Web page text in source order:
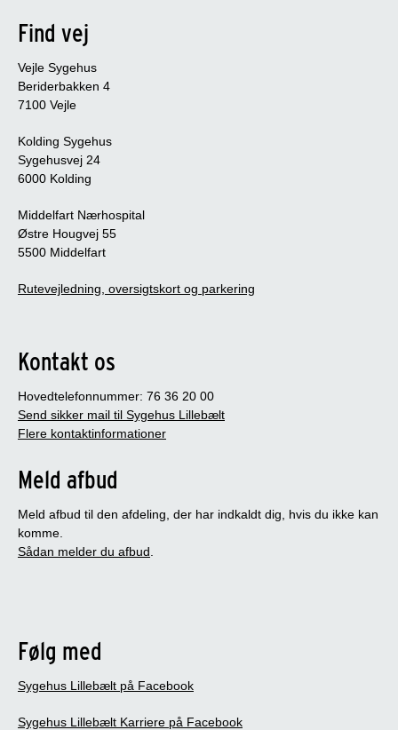
Find vej
Vejle Sygehus
Beriderbakken 4
7100 Vejle
Kolding Sygehus
Sygehusvej 24
6000 Kolding
Middelfart Nærhospital
Østre Hougvej 55
5500 Middelfart
Rutevejledning, oversigtskort og parkering
Kontakt os
Hovedtelefonnummer: 76 36 20 00
Send sikker mail til Sygehus Lillebælt
Flere kontaktinformationer
Meld afbud
Meld afbud til den afdeling, der har indkaldt dig, hvis du ikke kan
komme.
Sådan melder du afbud.
Følg med
Sygehus Lillebælt på Facebook
Sygehus Lillebælt Karriere på Facebook